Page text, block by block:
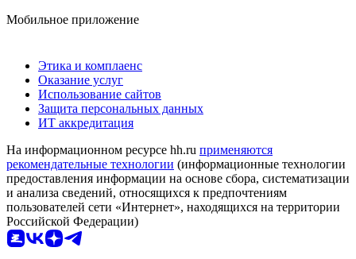
Мобильное приложение
Этика и комплаенс
Оказание услуг
Использование сайтов
Защита персональных данных
ИТ аккредитация
На информационном ресурсе hh.ru применяются
рекомендательные технологии (информационные технологии
предоставления информации на основе сбора, систематизации
и анализа сведений, относящихся к предпочтениям
пользователей сети «Интернет», находящихся на территории
Российской Федерации)